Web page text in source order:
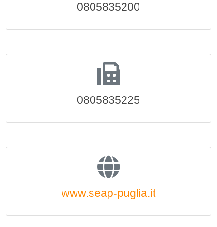
0805835200
0805835225
www.seap-puglia.it